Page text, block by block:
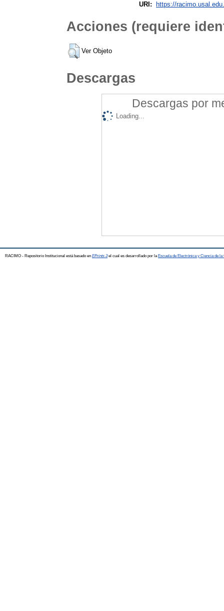
URI:
https://
Acciones (requiere
Ver Objeto
Descargas
Descargas por
Loading...
RACIMO - Repositorio Institucional está basado en EPrints 3el cual es desarrollado por la Escuela de Electrónica y Ciencia de la